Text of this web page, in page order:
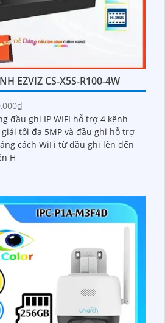
EZVIZ CS-X5S-R100-4W
đầu ghi IP WIFI hỗ trợ 4 kênh
tối đa 5MP và đầu ghi hỗ trợ
cách WiFi từ đầu ghi lên đến
H